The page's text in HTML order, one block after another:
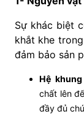
Sự khác biệt
khắt khe
đảm bảo sản
Hệ
chất lên
đầy đủ